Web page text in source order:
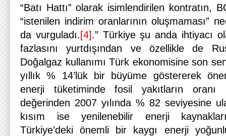
“Batı Hattı” olarak isimlendirilen kontratın,
“istenilen indirim oranlarının oluşmaması”
da vurguladı. [4].” Türkiye şu anda ihtiyacı
fazlasını yurtdışından ve özellikle de
Doğalgaz kullanımı Türk ekonomisine son
yıllık % 14’lük bir büyüme göstererek
enerji tüketiminde fosil yakıtların
değerinden 2007 yılında % 82 seviyesine
kısım ise yenilenebilir enerji
Türkiye’deki önemli bir kaygı enerji